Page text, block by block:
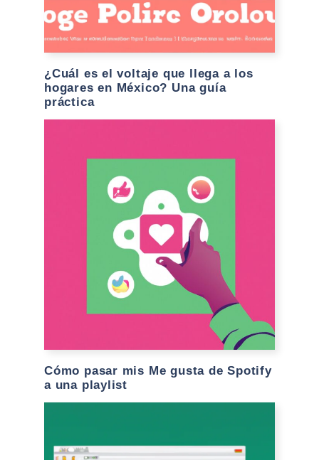
¿Cuál es el voltaje que llega a los
hogares en México? Una guía
práctica
Cómo pasar mis Me gusta de Spotify
a una playlist